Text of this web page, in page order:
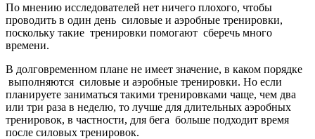
По мнению исследователей нет ничего плохого, чтобы
проводить в один день силовые и аэробные тренировки,
поскольку такие тренировки помогают сберечь много
времени.
В долговременном плане не имеет значение, в каком порядке
выполняются силовые и аэробные тренировки. Но если
планируете заниматься такими тренировками чаще, чем два
или три раза в неделю, то лучше для длительных аэробных
тренировок, в частности, для бега больше подходит время
после силовых тренировок.